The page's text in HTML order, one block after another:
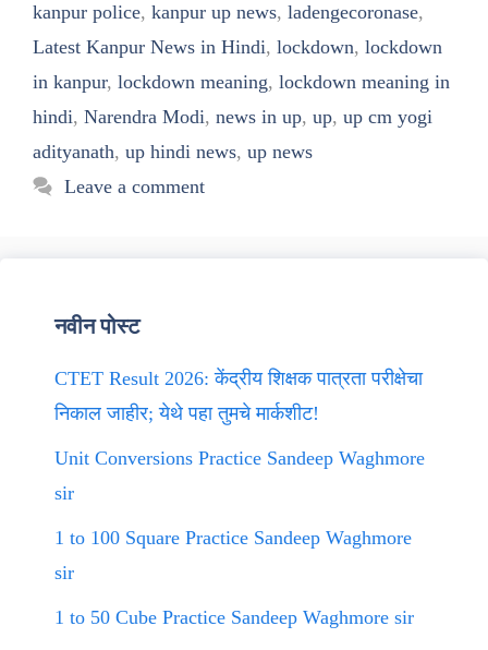
kanpur police, kanpur up news, ladengecoronase,
Latest Kanpur News in Hindi, lockdown, lockdown
in kanpur, lockdown meaning, lockdown meaning in
hindi, Narendra Modi, news in up, up, up cm yogi
adityanath, up hindi news, up news
Leave a comment
नवीन पोस्ट
CTET Result 2026: केंद्रीय शिक्षक पात्रता परीक्षेचा
निकाल जाहीर; येथे पहा तुमचे मार्कशीट!
Unit Conversions Practice Sandeep Waghmore
sir
1 to 100 Square Practice Sandeep Waghmore
sir
1 to 50 Cube Practice Sandeep Waghmore sir